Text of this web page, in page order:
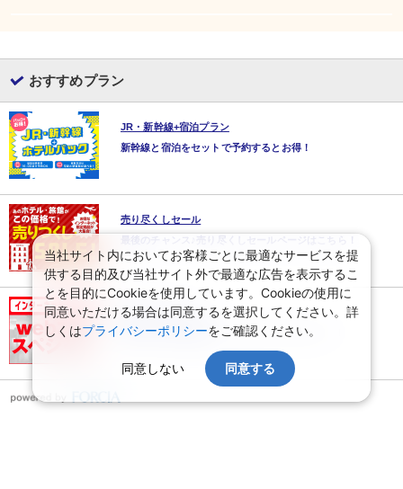
おすすめプラン
JR・新幹線+宿泊プラン
新幹線と宿泊をセットで予約するとお得！
売り尽くしセール
最後のチャンス♪売り尽くしセールページはこちら！
WEBコレクション
最新のWEB限定価格とツアーはここでチェック！
当社サイト内においてお客様ごとに最適なサービスを提
供する目的及び当社サイト外で最適な広告を表示するこ
とを目的にCookieを使用しています。Cookieの使用に
同意いただける場合は同意するを選択してください。詳
しくはプライバシーポリシーをご確認ください。
同意しない 同意する